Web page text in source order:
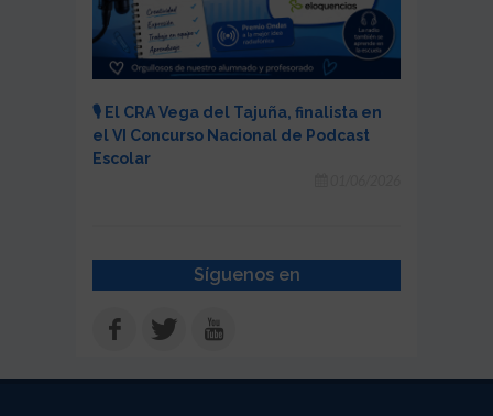
🎙️ El CRA Vega del Tajuña, finalista en
el VI Concurso Nacional de Podcast
Escolar
Síguenos en